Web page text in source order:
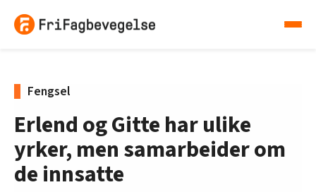
Fengsel
Erlend og Gitte har ulike
yrker, men samarbeider om
de innsatte